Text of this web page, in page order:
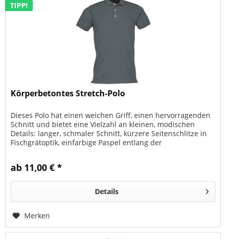
TIPP!
Körperbetontes Stretch-Polo
Dieses Polo hat einen weichen Griff, einen hervorragenden
Schnitt und bietet eine Vielzahl an kleinen, modischen
Details: langer, schmaler Schnitt, kürzere Seitenschlitze in
Fischgrätoptik, einfarbige Paspel entlang der
ab 11,00 € *
Details
Merken